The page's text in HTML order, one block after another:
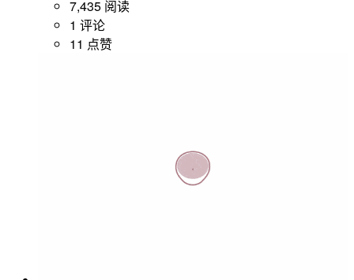
7,435 阅读
1 评论
11 点赞